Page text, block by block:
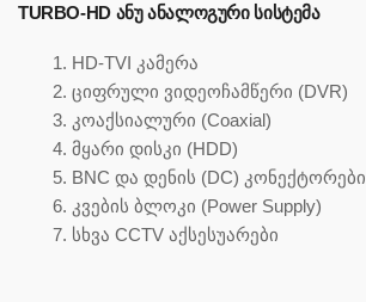
TURBO-HD ᲐᲜᲣ ᲐᲜᲐᲚᲝᲒᲣᲠᲘ ᲡᲘᲡᲢᲔᲛᲐ
HD-TVI კამერა
ციფრული ვიდეოჩამწერი (DVR)
კოაქსიალური (Coaxial)
მყარი დისკი (HDD)
BNC და დენის (DC) კონექტორები
კვების ბლოკი (Power Supply)
სხვა CCTV აქსესუარები